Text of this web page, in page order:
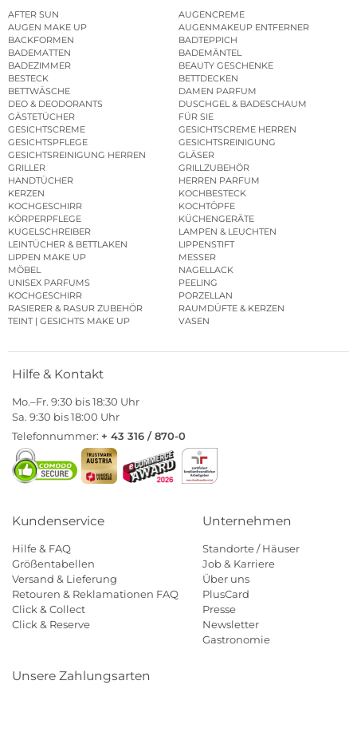
AFTER SUN
AUGENCREME
AUGEN MAKE UP
AUGENMAKEUP ENTFERNER
BACKFORMEN
BADTEPPICH
BADEMATTEN
BADEMÄNTEL
BADEZIMMER
BEAUTY GESCHENKE
BESTECK
BETTDECKEN
BETTWÄSCHE
DAMEN PARFUM
DEO & DEODORANTS
DUSCHGEL & BADESCHAUM
GÄSTETÜCHER
FÜR SIE
GESICHTSCREME
GESICHTSCREME HERREN
GESICHTSPFLEGE
GESICHTSREINIGUNG
GESICHTSREINIGUNG HERREN
GLÄSER
GRILLER
GRILLZUBEHÖR
HANDTÜCHER
HERREN PARFUM
KERZEN
KOCHBESTECK
KOCHGESCHIRR
KOCHTÖPFE
KÖRPERPFLEGE
KÜCHENGERÄTE
KUGELSCHREIBER
LAMPEN & LEUCHTEN
LEINTÜCHER & BETTLAKEN
LIPPENSTIFT
LIPPEN MAKE UP
MESSER
MÖBEL
NAGELLACK
UNISEX PARFUMS
PEELING
KOCHGESCHIRR
PORZELLAN
RASIERER & RASUR ZUBEHÖR
RAUMDÜFTE & KERZEN
TEINT | GESICHTS MAKE UP
VASEN
Hilfe & Kontakt
Mo.–Fr. 9:30 bis 18:30 Uhr
Sa. 9:30 bis 18:00 Uhr
Telefonnummer: + 43 316 / 870-0
Kundenservice
Hilfe & FAQ
Größentabellen
Versand & Lieferung
Retouren & Reklamationen FAQ
Click & Collect
Click & Reserve
Unternehmen
Standorte / Häuser
Job & Karriere
Über uns
PlusCard
Presse
Newsletter
Gastronomie
Unsere Zahlungsarten